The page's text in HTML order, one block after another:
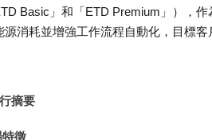
Basic」和「ETD Premium」），
源消耗並增強工作流程自動化，目標
摘要
特徵